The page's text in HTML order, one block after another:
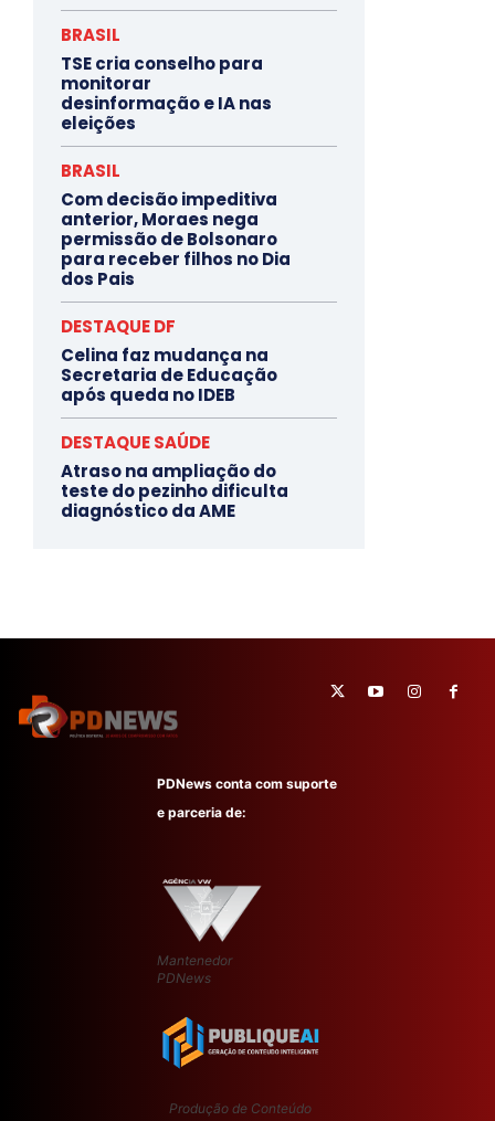
BRASIL
TSE cria conselho para
monitorar
desinformação e IA nas
eleições
BRASIL
Com decisão impeditiva
anterior, Moraes nega
permissão de Bolsonaro
para receber filhos no Dia
dos Pais
DESTAQUE DF
Celina faz mudança na
Secretaria de Educação
após queda no IDEB
DESTAQUE SAÚDE
Atraso na ampliação do
teste do pezinho dificulta
diagnóstico da AME
PDNews conta com suporte
e parceria de:
Mantenedor
PDNews
Produção de Conteúdo